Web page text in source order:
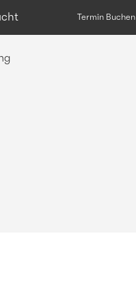
Termin Buchen